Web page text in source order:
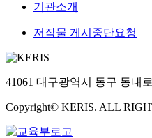
기관소개
저작물 게시중단요청
41061 대구광역시 동구 동내
Copyright© KERIS. ALL